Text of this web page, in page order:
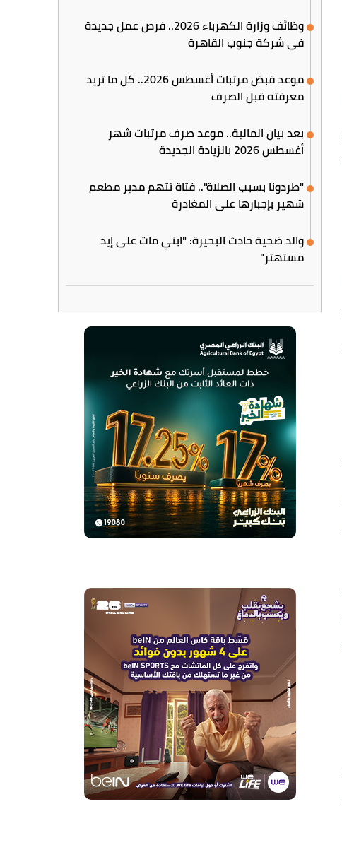
وظائف وزارة الكهرباء 2026.. فرص عمل جديدة
في شركة جنوب القاهرة
موعد قبض مرتبات أغسطس 2026.. كل ما تريد
معرفته قبل الصرف
بعد بيان المالية.. موعد صرف مرتبات شهر
أغسطس 2026 بالزيادة الجديدة
"طردونا بسبب الصلاة".. فتاة تتهم مدير مطعم
شهير بإجبارها على المغادرة
والد ضحية حادث البحيرة: "ابني مات على إيد
مستهتر"